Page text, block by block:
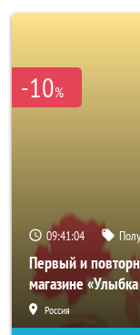
-10%
09:41:04
Первый и
магазине
Россия